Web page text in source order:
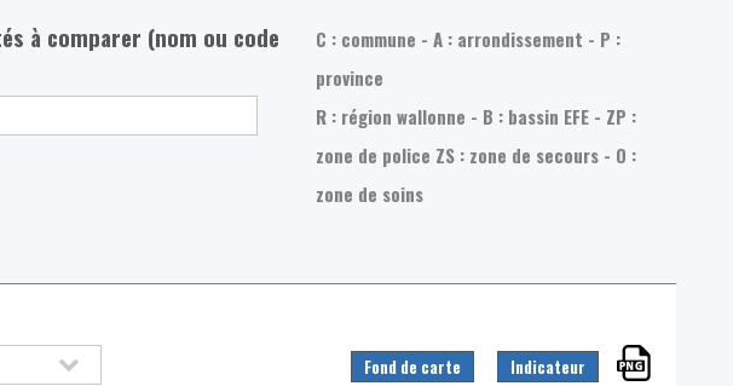
à comparer (nom ou code
C : commune - A : arrondissement - P :
province
R : région wallonne - B : bassin EFE - ZP :
zone de police ZS : zone de secours - O :
zone de soins
Fond de carte Indicateur